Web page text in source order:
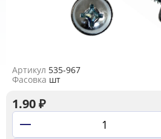
Артикул 535-967
Фасовка шт
1.90₽